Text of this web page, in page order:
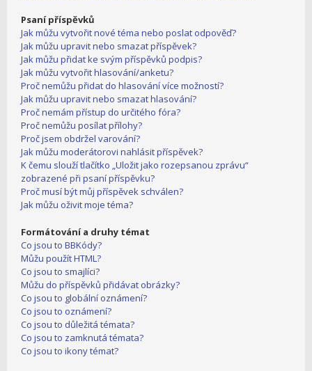
Psaní příspěvků
Jak můžu vytvořit nové téma nebo poslat odpověď?
Jak můžu upravit nebo smazat příspěvek?
Jak můžu přidat ke svým příspěvků podpis?
Jak můžu vytvořit hlasování/anketu?
Proč nemůžu přidat do hlasování více možností?
Jak můžu upravit nebo smazat hlasování?
Proč nemám přístup do určitého fóra?
Proč nemůžu posílat přílohy?
Proč jsem obdržel varování?
Jak můžu moderátorovi nahlásit příspěvek?
K čemu slouží tlačítko „Uložit jako rozepsanou zprávu“
zobrazené při psaní příspěvku?
Proč musí být můj příspěvek schválen?
Jak můžu oživit moje téma?
Formátování a druhy témat
Co jsou to BBKódy?
Můžu použít HTML?
Co jsou to smajlíci?
Můžu do příspěvků přidávat obrázky?
Co jsou to globální oznámení?
Co jsou to oznámení?
Co jsou to důležitá témata?
Co jsou to zamknutá témata?
Co jsou to ikony témat?